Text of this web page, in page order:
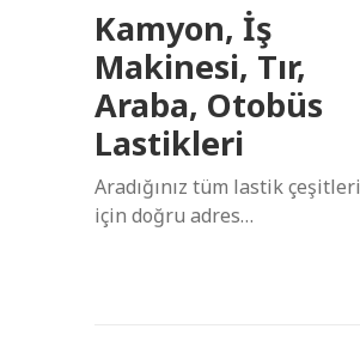
Kamyon, İş
Makinesi, Tır,
Araba, Otobüs
Lastikleri
Aradığınız tüm lastik çeşitleri
için doğru adres…